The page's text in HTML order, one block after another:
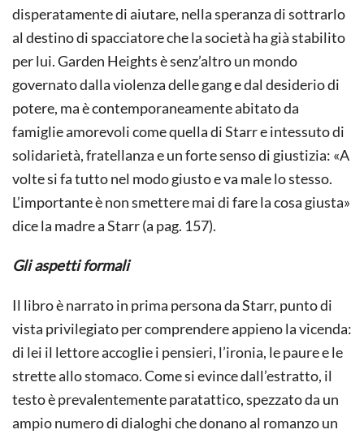
disperatamente di aiutare, nella speranza di sottrarlo
al destino di spacciatore che la società ha già stabilito
per lui. Garden Heights è senz’altro un mondo
governato dalla violenza delle gang e dal desiderio di
potere, ma è contemporaneamente abitato da
famiglie amorevoli come quella di Starr e intessuto di
solidarietà, fratellanza e un forte senso di giustizia: «A
volte si fa tutto nel modo giusto e va male lo stesso.
L’importante è non smettere mai di fare la cosa giusta»
dice la madre a Starr (a pag. 157).
Gli aspetti formali
Il libro è narrato in prima persona da Starr, punto di
vista privilegiato per comprendere appieno la vicenda:
di lei il lettore accoglie i pensieri, l’ironia, le paure e le
strette allo stomaco. Come si evince dall’estratto, il
testo è prevalentemente paratattico, spezzato da un
ampio numero di dialoghi che donano al romanzo un